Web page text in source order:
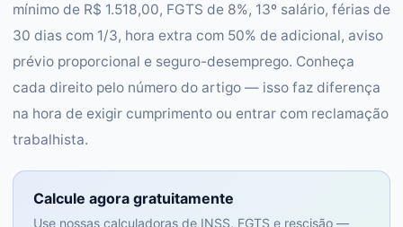
mínimo de R$ 1.518,00, FGTS de 8%, 13º salário, férias de
30 dias com 1/3, hora extra com 50% de adicional, aviso
prévio proporcional e seguro-desemprego. Conheça
cada direito pelo número do artigo — isso faz diferença
na hora de exigir cumprimento ou entrar com reclamação
trabalhista.
Calcule agora gratuitamente
Use nossas calculadoras de INSS, FGTS e rescisão —